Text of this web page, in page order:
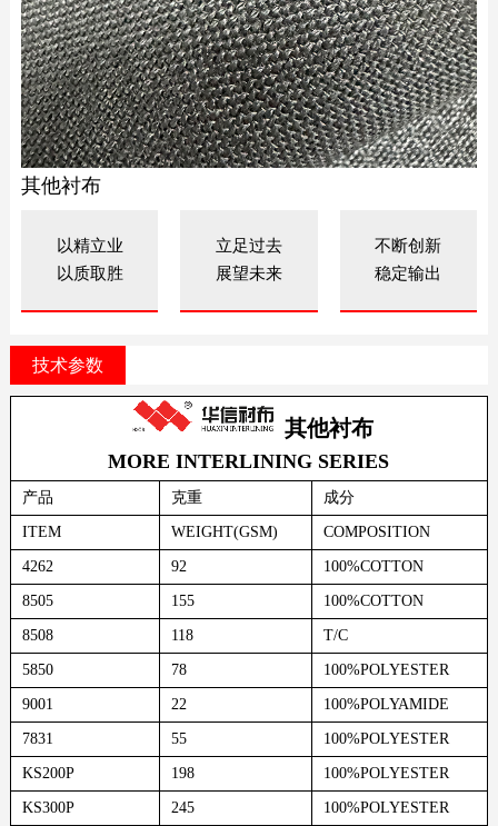
其他衬布
以精立业
以质取胜
立足过去
展望未来
不断创新
稳定输出
技术参数
其他衬布
MORE INTERLINING SERIES
产品 克重 成分
ITEM WEIGHT(GSM) COMPOSITION
4262 92 100%COTTON
8505 155 100%COTTON
8508 118 T/C
5850 78 100%POLYESTER
9001 22 100%POLYAMIDE
7831 55 100%POLYESTER
KS200P 198 100%POLYESTER
KS300P 245 100%POLYESTER